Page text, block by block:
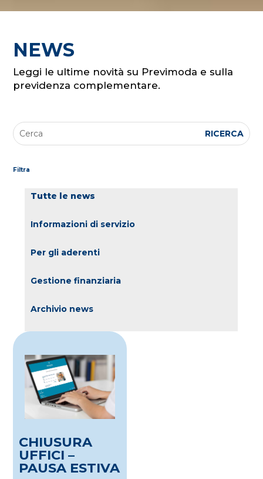
NEWS
Leggi le ultime novità su Previmoda e sulla
previdenza complementare.
Filtra
Tutte le news
Informazioni di servizio
Per gli aderenti
Gestione finanziaria
Archivio news
CHIUSURA
UFFICI –
PAUSA ESTIVA